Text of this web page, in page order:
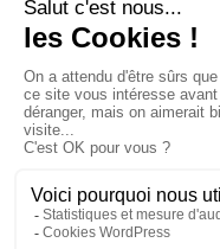
PARTENAIRES